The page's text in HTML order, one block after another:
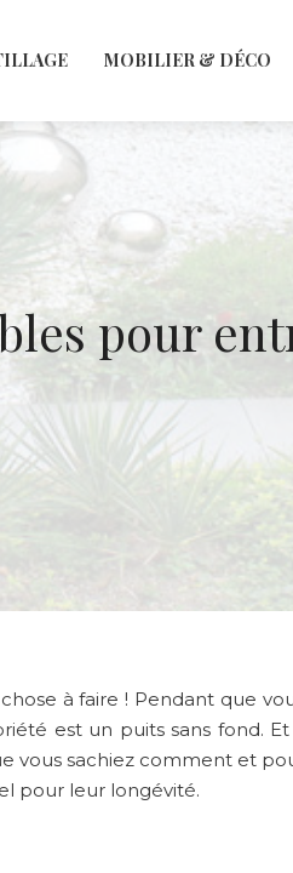
MOBILIER & DÉCO
pour
à faire ! Pendant que
est un puits sans fond.
vous sachiez comment et
pour leur longévité.